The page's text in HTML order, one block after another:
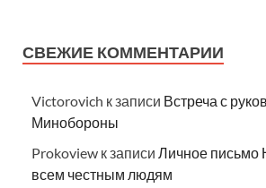
СВЕЖИЕ КОММЕНТАРИИ
Victorovich к записи Встреча с
Минобороны
Prokoview к записи Личное письмо
всем честным людям